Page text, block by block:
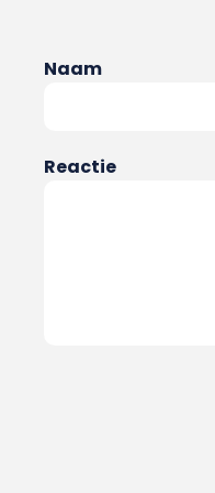
Naam
Reactie